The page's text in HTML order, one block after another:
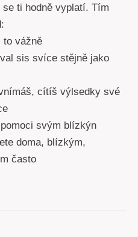
se ti hodně vyplatí. Tím
to vážně
sis svíce stějně jako
cítíš výlsedky své
svým blízkýn
doma, blízkým,
často